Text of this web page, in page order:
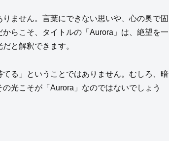
ません。言葉にできない思いや、心の奥で固
らこそ、タイトルの「Aurora」は、絶望を一
と解釈できます。
る」ということではありません。むしろ、暗
光こそが「Aurora」なのではないでしょう